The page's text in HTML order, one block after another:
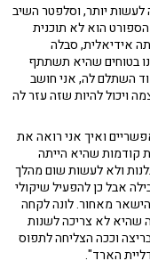
יותר, וסלפטר השיב
הוא לא תוכנית
אידיאלית, סבלה
בטוחים שהיא תשתתף
השתלם לה, אני חושב
ויכול להיות שזה עזר לה
ואיך אני רואה את
קודמות שהיא הייתה
ולא לעשות שום מהלך
אבל כן להפעיל שיקולי
מאחור. לונה לקחה
שהיא לא צריכה לשנות
וככה הצליחה לתפוס
הארד".